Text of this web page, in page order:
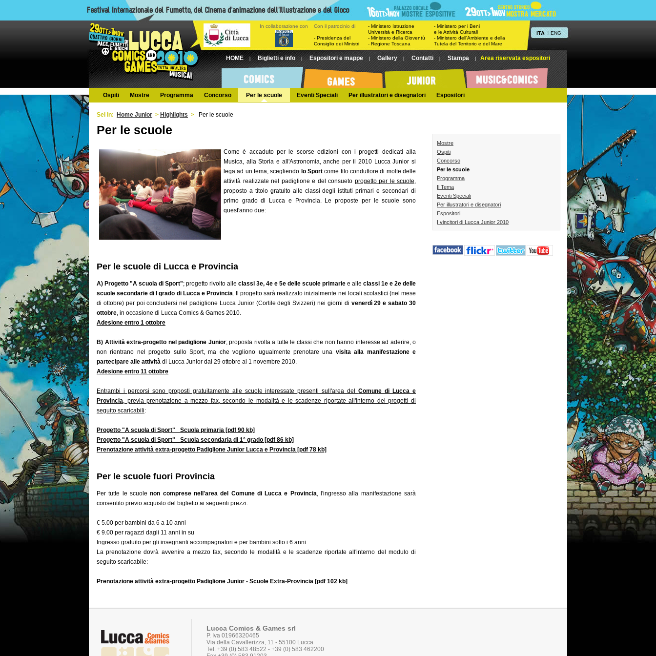
In collaborazione con Con il patrocinio di
- Presidenza del
Consiglio dei Ministri
- Ministero Istruzione
Università e Ricerca
- Ministero della Gioventù
- Regione Toscana
- Ministero per i Beni
e le Attività Culturali
- Ministero dell'Ambiente e della
Tutela del Territorio e del Mare
ITA ENG
HOME | Biglietti e info | Espositori e mappe | Gallery | Contatti | Stampa | Area riservata espositori
Ospiti Mostre Programma Concorso Per le scuole Eventi Speciali Per illustratori e disegnatori Espositori
Mostre
Ospiti
Concorso
Per le scuole
Programma
Il Tema
Eventi Speciali
Per illustratori e disegnatori
Espositori
I vincitori di Lucca Junior 2010
Sei in: Home Junior > Highlights > Per le scuole
Per le scuole
Come è accaduto per le scorse edizioni con i progetti dedicati alla
Musica, alla Storia e all'Astronomia, anche per il 2010 Lucca Junior si
lega ad un tema, scegliendo lo Sport come filo conduttore di molte delle
attività realizzate nel padiglione e del consueto progetto per le scuole,
proposto a titolo gratuito alle classi degli istituti primari e secondari di
primo grado di Lucca e Provincia. Le proposte per le scuole sono
quest'anno due:
Per le scuole di Lucca e Provincia
A) Progetto "A scuola di Sport"; progetto rivolto alle classi 3e, 4e e 5e delle scuole primarie e alle classi 1e e 2e delle
scuole secondarie di I grado di Lucca e Provincia. Il progetto sarà realizzato inizialmente nei locali scolastici (nel mese
di ottobre) per poi concludersi nel padiglione Lucca Junior (Cortile degli Svizzeri) nei giorni di venerdì 29 e sabato 30
ottobre, in occasione di Lucca Comics & Games 2010.
Adesione entro 1 ottobre
B) Attività extra-progetto nel padiglione Junior; proposta rivolta a tutte le classi che non hanno interesse ad aderire, o
non rientrano nel progetto sullo Sport, ma che vogliono ugualmente prenotare una visita alla manifestazione e
partecipare alle attività di Lucca Junior dal 29 ottobre al 1 novembre 2010.
Adesione entro 11 ottobre
Entrambi i percorsi sono proposti gratuitamente alle scuole interessate presenti sull'area delComune di Lucca e
Provincia, previa prenotazione a mezzo fax, secondo le modalità e le scadenze riportate all'interno dei progetti di
seguito scaricabili:
Progetto "A scuola di Sport"_ Scuola primaria [pdf 90 kb]
Progetto "A scuola di Sport"_ Scuola secondaria di 1° grado [pdf 86 kb]
Prenotazione attività extra-progetto Padiglione Junior Lucca e Provincia [pdf 78 kb]
Per le scuole fuori Provincia
Per tutte le scuolenon comprese nell'area del Comune di Lucca e Provincia , l'ingresso alla manifestazione sarà
consentito previo acquisto del biglietto ai seguenti prezzi:
€ 5.00 per bambini da 6 a 10 anni
€ 9.00 per ragazzi dagli 11 anni in su
Ingresso gratuito per gli insegnanti accompagnatori e per bambini sotto i 6 anni.
La prenotazione dovrà avvenire a mezzo fax, secondo le modalità e le scadenze riportate all'interno del modulo di
seguito scaricabile:
Prenotazione attività extra-progetto Padiglione Junior - Scuole Extra-Provincia [pdf 102 kb]
Lucca Comics & Games srl
P. Iva 01966320465
Via della Cavallerizza, 11 - 55100 Lucca
Tel. +39 (0) 583 48522 - +39 (0) 583 462200